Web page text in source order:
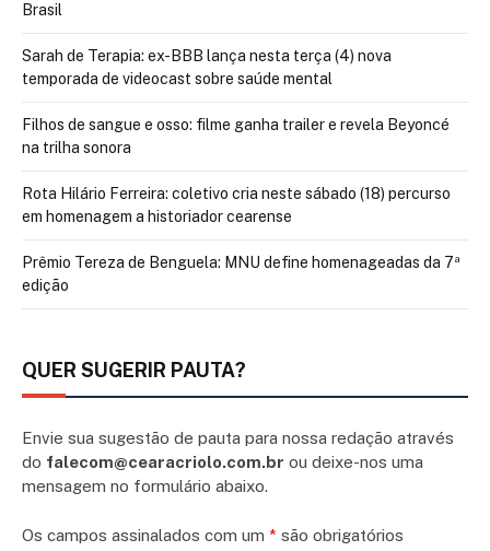
Brasil
Sarah de Terapia: ex-BBB lança nesta terça (4) nova
temporada de videocast sobre saúde mental
Filhos de sangue e osso: filme ganha trailer e revela Beyoncé
na trilha sonora
Rota Hilário Ferreira: coletivo cria neste sábado (18) percurso
em homenagem a historiador cearense
Prêmio Tereza de Benguela: MNU define homenageadas da 7ª
edição
QUER SUGERIR PAUTA?
Envie sua sugestão de pauta para nossa redação através
do falecom@cearacriolo.com.br ou deixe-nos uma
mensagem no formulário abaixo.
Os campos assinalados com um * são obrigatórios